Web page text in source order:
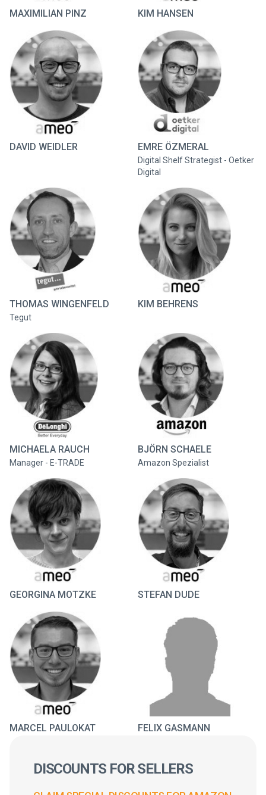
MAXIMILIAN PINZ KIM HANSEN
DAVID WEIDLER EMRE ÖZMERAL
Digital Shelf Strategist - Oetker
Digital
THOMAS WINGENFELD
Tegut
KIM BEHRENS
MICHAELA RAUCH
Manager - E-TRADE
BJÖRN SCHAELE
Amazon Spezialist
GEORGINA MOTZKE STEFAN DUDE
MARCEL PAULOKAT FELIX GASMANN
DISCOUNTS FOR SELLERS